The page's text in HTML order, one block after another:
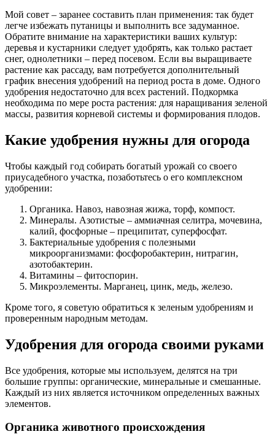
Мой совет – заранее составить план применения: так будет
легче избежать путаницы и выполнить все задуманное.
Обратите внимание на характеристики ваших культур:
деревья и кустарники следует удобрять, как только растает
снег, однолетники – перед посевом. Если вы выращиваете
растение как рассаду, вам потребуется дополнительный
график внесения удобрений на период роста в доме. Одного
удобрения недостаточно для всех растений. Подкормка
необходима по мере роста растения: для наращивания зеленой
массы, развития корневой системы и формирования плодов.
Какие удобрения нужны для огорода
Чтобы каждый год собирать богатый урожай со своего
приусадебного участка, позаботьтесь о его комплексном
удобрении:
Органика. Навоз, навозная жижа, торф, компост.
Минералы. Азотистые – аммиачная селитра, мочевина,
калий, фосфорные – преципитат, суперфосфат.
Бактериальные удобрения с полезными
микроорганизмами: фосфоробактерин, нитрагин,
азотобактерин.
Витамины – фитоспорин.
Микроэлементы. Марганец, цинк, медь, железо.
Кроме того, я советую обратиться к зеленым удобрениям и
проверенным народным методам.
Удобрения для огорода своими руками
Все удобрения, которые мы используем, делятся на три
большие группы: органические, минеральные и смешанные.
Каждый из них является источником определенных важных
элементов.
Органика животного происхождения